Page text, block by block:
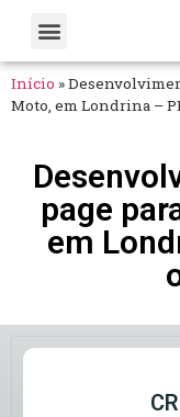
Início »
Moto, em Londrina –
page
em